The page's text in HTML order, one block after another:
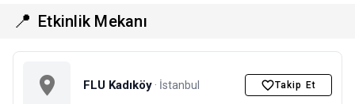
📍 Etkinlik Mekanı
FLU Kadıköy · İstanbul Takip Et